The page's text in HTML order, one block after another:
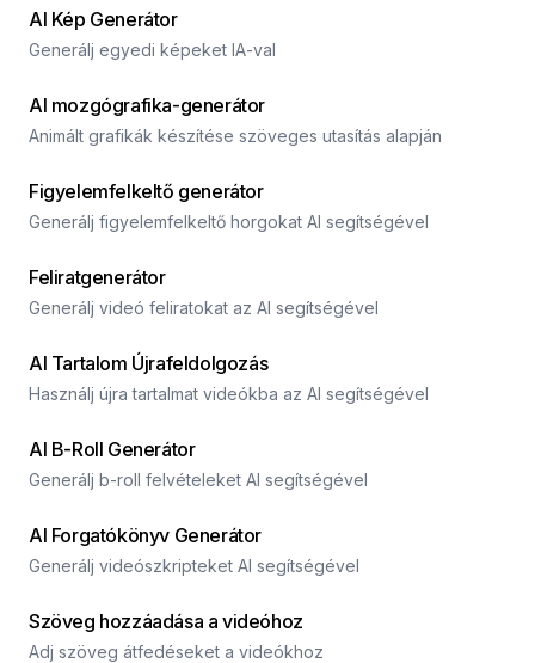
AI Kép Generátor
Generálj egyedi képeket IA-val
AI mozgógrafika-generátor
Animált grafikák készítése szöveges utasítás alapján
Figyelemfelkeltő generátor
Generálj figyelemfelkeltő horgokat AI segítségével
Feliratgenerátor
Generálj videó feliratokat az AI segítségével
AI Tartalom Újrafeldolgozás
Használj újra tartalmat videókba az AI segítségével
AI B-Roll Generátor
Generálj b-roll felvételeket AI segítségével
AI Forgatókönyv Generátor
Generálj videószkripteket AI segítségével
Szöveg hozzáadása a videóhoz
Adj szöveg átfedéseket a videókhoz